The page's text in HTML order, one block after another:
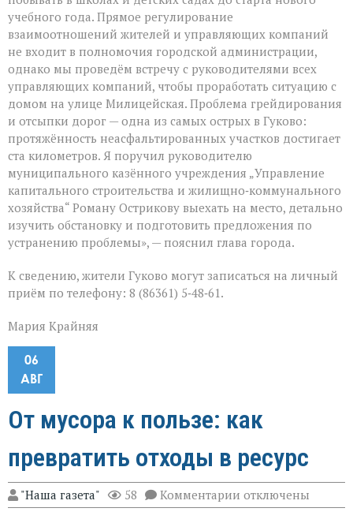
учебного года. Прямое регулирование
взаимоотношений жителей и управляющих компаний
не входит в полномочия городской администрации,
однако мы проведём встречу с руководителями всех
управляющих компаний, чтобы проработать ситуацию с
домом на улице Милицейская. Проблема грейдирования
и отсыпки дорог — одна из самых острых в Гуково:
протяжённость неасфальтированных участков достигает
ста километров. Я поручил руководителю
муниципального казённого учреждения „Управление
капитального строительства и жилищно‑коммунального
хозяйства“ Роману Острикову выехать на место, детально
изучить обстановку и подготовить предложения по
устранению проблемы», — пояснил глава города.
К сведению, жители Гуково могут записаться на личный
приём по телефону: 8 (86361) 5‑48‑61.
Мария Крайняя
06
АВГ
От мусора к пользе: как
превратить отходы в ресурс
"Наша газета" 58 Комментарии к
записи
отключены